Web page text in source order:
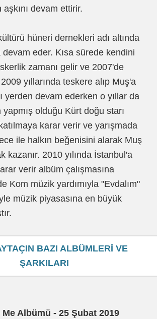
devam ettirir.
hüneri dernekleri adı altında
devam eder. Kısa sürede kendini
zamanı gelir ve 2007'de
yıllarında teskere alıp Muş'a
yerden devam ederken o yıllar da
olduğu Kürt doğu starı
karar verir ve yarışmada
ile halkın beğenisini alarak Muş
kazanır. 2010 yılında İstanbul'a
verir albüm çalışmasına
Kom müzik yardımıyla "Evdalım"
müzik piyasasına en büyük
BAZI ALBÜMLERİ VE
ŞARKILARI
Me Albümü - 25 Şubat 2019